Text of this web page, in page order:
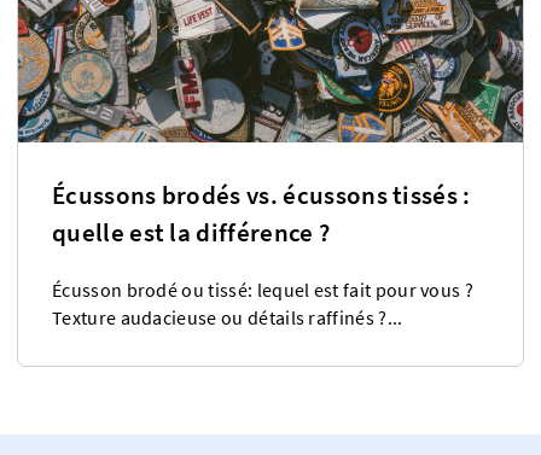
Écussons brodés vs. écussons tissés :
quelle est la différence ?
Écusson brodé ou tissé: lequel est fait pour vous ?
Texture audacieuse ou détails raffinés ?...